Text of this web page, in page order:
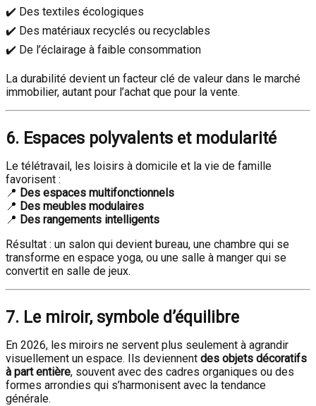
✔️ Des textiles écologiques
✔️ Des matériaux recyclés ou recyclables
✔️ De l’éclairage à faible consommation
La durabilité devient un facteur clé de valeur dans le marché
immobilier, autant pour l’achat que pour la vente.
6. Espaces polyvalents et modularité
Le télétravail, les loisirs à domicile et la vie de famille
favorisent :
📍 Des espaces multifonctionnels
📍 Des meubles modulaires
📍 Des rangements intelligents
Résultat : un salon qui devient bureau, une chambre qui se
transforme en espace yoga, ou une salle à manger qui se
convertit en salle de jeux.
7. Le miroir, symbole d’équilibre
En 2026, les miroirs ne servent plus seulement à agrandir
visuellement un espace. Ils deviennent des objets décoratifs
à part entière, souvent avec des cadres organiques ou des
formes arrondies qui s’harmonisent avec la tendance
générale.